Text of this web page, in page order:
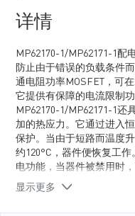
详情
MP62170-1/MP62171-1配
防止由于错误的负载条件
通电阻功率MOSFET，可
它提供有保障的电流限制
MP62170-1/MP62171-1还
加的热应力。它通过进入
保护。当由于短路而温度
约120°C，器件便恢复工
电功能，当器件被禁用时
电路径。MP62170-1/
散热焊盘的SOIC封装。
显示更多